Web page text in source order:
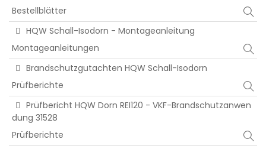
Bestellblätter
HQW Schall-Isodorn - Montageanleitung
Montageanleitungen
Brandschutzgutachten HQW Schall-Isodorn
Prüfberichte
Prüfbericht HQW Dorn REI120 - VKF-Brandschutzanwen
dung 31528
Prüfberichte